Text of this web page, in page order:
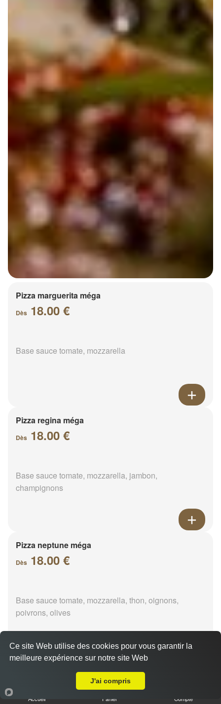
Pizza marguerita méga
Dès 18.00 €
Base sauce tomate, mozzarella
Pizza regina méga
Dès 18.00 €
Base sauce tomate, mozzarella, jambon,
champignons
Pizza neptune méga
Dès 18.00 €
Base sauce tomate, mozzarella, thon, oignons,
poivrons, olives
Pizza napolitaine méga
Accueil Panier Compte
Ce site Web utilise des cookies pour vous garantir la
meilleure expérience sur notre site Web
J'ai compris